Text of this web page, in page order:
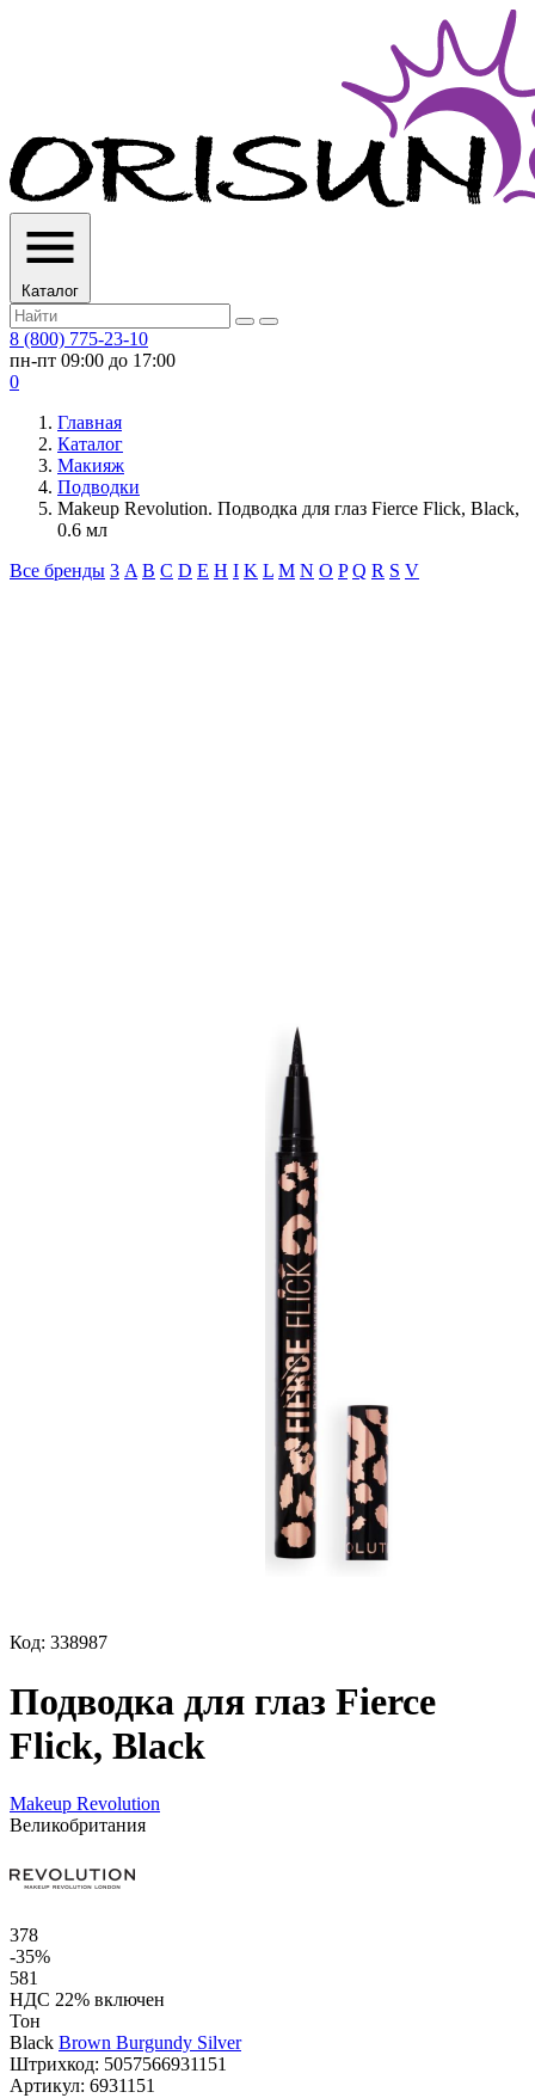
Каталог
8 (800) 775-23-10
пн-пт 09:00 до 17:00
0
Главная
Каталог
Макияж
Подводки
Makeup Revolution. Подводка для глаз Fierce Flick, Black,
0.6 мл
Все бренды 3 A B C D E H I K L M N O P Q R S V
Код: 338987
Подводка для глаз Fierce
Flick, Black
Makeup Revolution
Великобритания
378
-35%
581
НДС 22% включен
Тон
Black Brown Burgundy Silver
Штрихкод: 5057566931151
Артикул: 6931151